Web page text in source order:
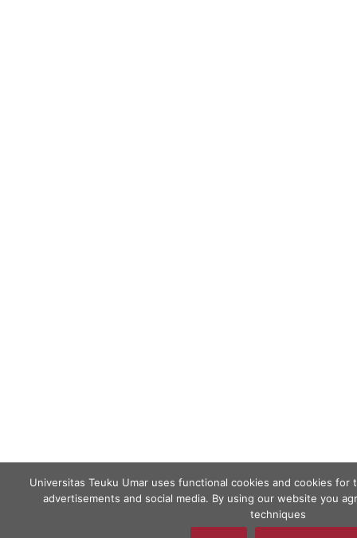
Universitas Teuku Umar uses functional cookies and cookies
advertisements and social media. By using our website you
techniques